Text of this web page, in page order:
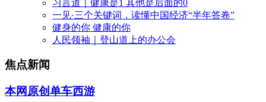
习言道｜健康是1 其他是后面的0
一见·三个关键词，读懂中国经济“半年答卷”
健身的你 健康的你
人民领袖｜登山道上的办公会
焦点新闻
本网原创单车西游